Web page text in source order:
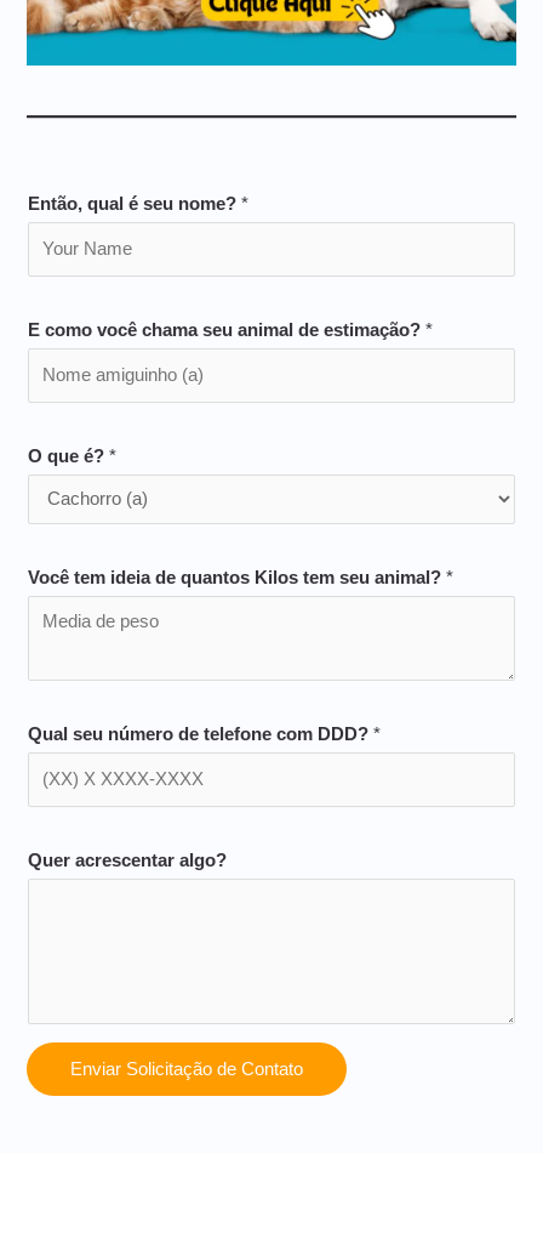
Então, qual é seu nome?*
E como você chama seu animal de estimação?*
O que é?*
Você tem ideia de quantos Kilos tem seu animal?*
Qual seu número de telefone com DDD?*
Quer acrescentar algo?
Enviar Solicitação de Contato